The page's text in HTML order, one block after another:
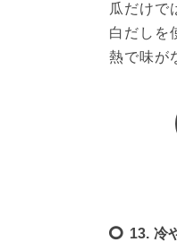
瓜だけで
白だしを
熱で味が
13. 冷